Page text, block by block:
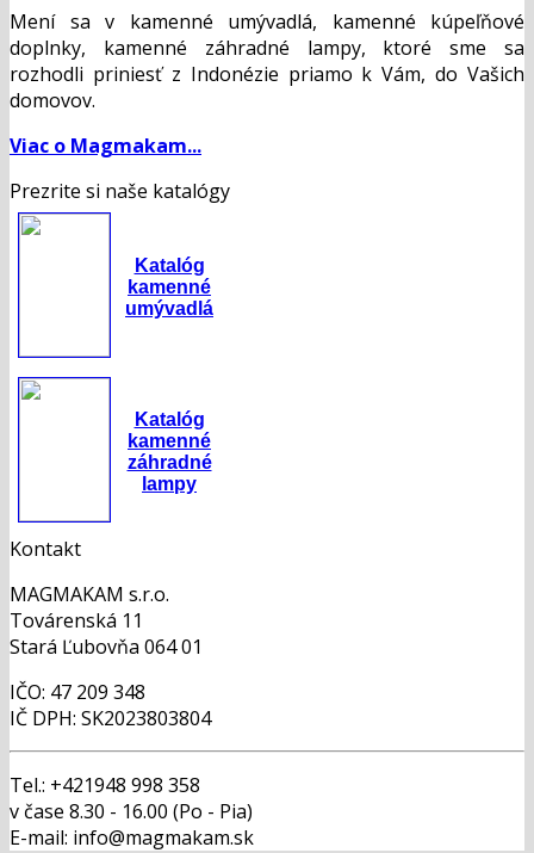
Mení sa v kamenné umývadlá, kamenné kúpeľňové
doplnky, kamenné záhradné lampy, ktoré sme sa
rozhodli priniesť z Indonézie priamo k Vám, do Vašich
domovov.
Viac o Magmakam...
Prezrite si naše katalógy
Katalóg
kamenné
umývadlá
Katalóg
kamenné
záhradné
lampy
Kontakt
MAGMAKAM s.r.o.
Továrenská 11
Stará Ľubovňa 064 01
IČO: 47 209 348
IČ DPH: SK2023803804
Tel.: +421948 998 358
v čase 8.30 - 16.00 (Po - Pia)
E-mail: info@magmakam.sk